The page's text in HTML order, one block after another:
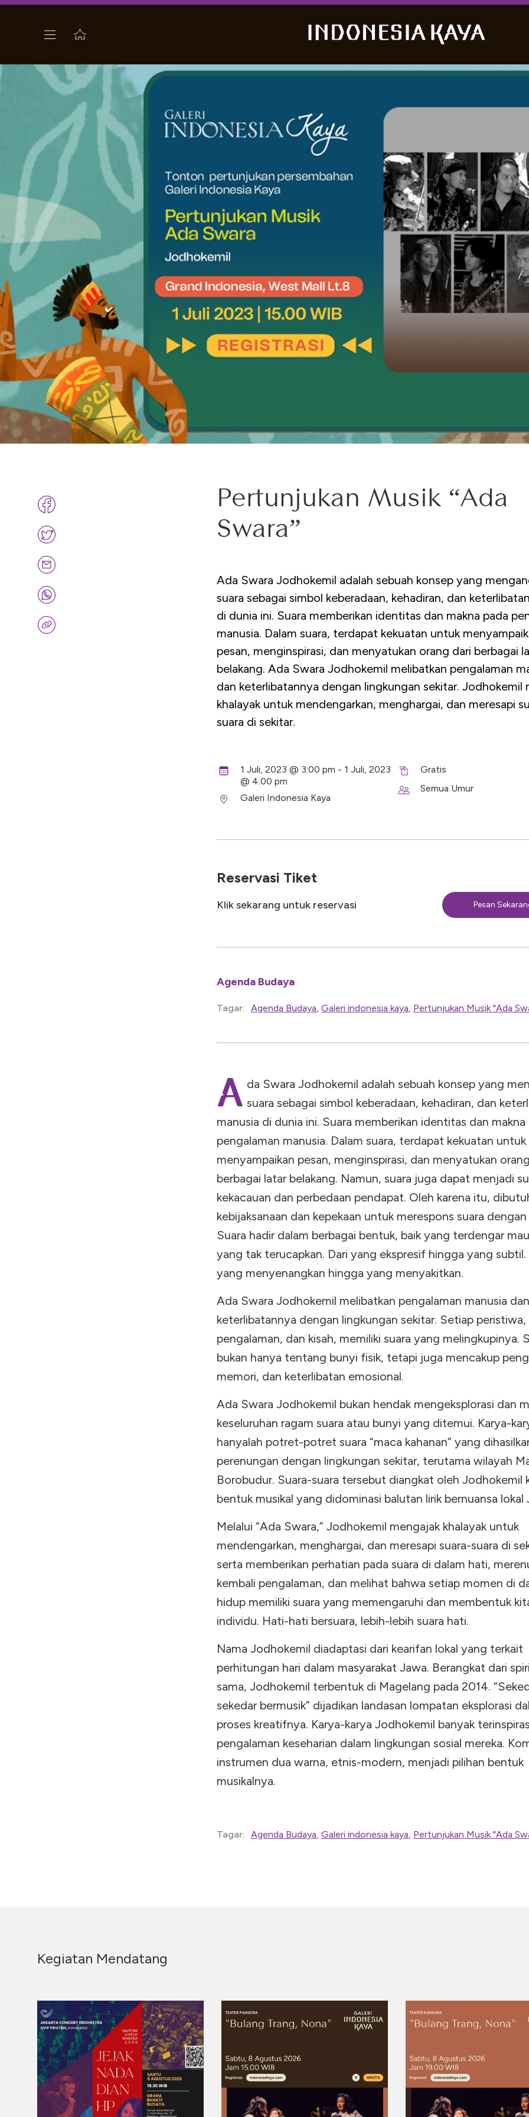
Pertunjukan Musik “Ada
Swara”
Ada Swara Jodhokemil adalah sebuah konsep yang
suara sebagai simbol keberadaan, kehadiran, dan
di dunia ini. Suara memberikan identitas dan makna pada
manusia. Dalam suara, terdapat kekuatan untuk
pesan, menginspirasi, dan menyatukan orang dari berbagai
belakang. Ada Swara Jodhokemil melibatkan pengalaman
dan keterlibatannya dengan lingkungan sekitar. Jodhokemil
khalayak untuk mendengarkan, menghargai, dan meresapi
suara di sekitar.
1 Juli, 2023 @ 3:00 pm - 1 Juli, 2023
@ 4:00 pm
Galeri Indonesia Kaya
Gratis
Semua Umur
Reservasi Tiket
Klik sekarang untuk reservasi Pesan
Agenda Budaya
Tagar: Agenda Budaya Galeri indonesia kaya Pertunjukan Musik "Ada
A da Swara Jodhokemil adalah sebuah konsep yang
suara sebagai simbol keberadaan, kehadiran, dan
manusia di dunia ini. Suara memberikan identitas dan makna
pengalaman manusia. Dalam suara, terdapat kekuatan untuk
menyampaikan pesan, menginspirasi, dan menyatukan
berbagai latar belakang. Namun, suara juga dapat menjadi
kekacauan dan perbedaan pendapat. Oleh karena itu,
kebijaksanaan dan kepekaan untuk merespons suara
Suara hadir dalam berbagai bentuk, baik yang terdengar
yang tak terucapkan. Dari yang ekspresif hingga yang subtil.
yang menyenangkan hingga yang menyakitkan.
Ada Swara Jodhokemil melibatkan pengalaman manusia dan
keterlibatannya dengan lingkungan sekitar. Setiap peristiwa,
pengalaman, dan kisah, memiliki suara yang melingkupinya.
bukan hanya tentang bunyi fisik, tetapi juga mencakup
memori, dan keterlibatan emosional.
Ada Swara Jodhokemil bukan hendak mengeksplorasi dan
keseluruhan ragam suara atau bunyi yang ditemui. Karya-
hanyalah potret-potret suara “maca kahanan” yang
perenungan dengan lingkungan sekitar, terutama wilayah
Borobudur. Suara-suara tersebut diangkat oleh Jodhokemil
bentuk musikal yang didominasi balutan lirik bernuansa lokal
Melalui “Ada Swara,” Jodhokemil mengajak khalayak untuk
mendengarkan, menghargai, dan meresapi suara-suara di
serta memberikan perhatian pada suara di dalam hati,
kembali pengalaman, dan melihat bahwa setiap momen di
hidup memiliki suara yang memengaruhi dan membentuk
individu. Hati-hati bersuara, lebih-lebih suara hati.
Nama Jodhokemil diadaptasi dari kearifan lokal yang terkait
perhitungan hari dalam masyarakat Jawa. Berangkat dari
sama, Jodhokemil terbentuk di Magelang pada 2014.
sekedar bermusik” dijadikan landasan lompatan eksplorasi
proses kreatifnya. Karya-karya Jodhokemil banyak
pengalaman keseharian dalam lingkungan sosial mereka.
instrumen dua warna, etnis-modern, menjadi pilihan bentuk
musikalnya.
Tagar: Agenda Budaya Galeri indonesia kaya Pertunjukan Musik "Ada
Kegiatan Mendatang